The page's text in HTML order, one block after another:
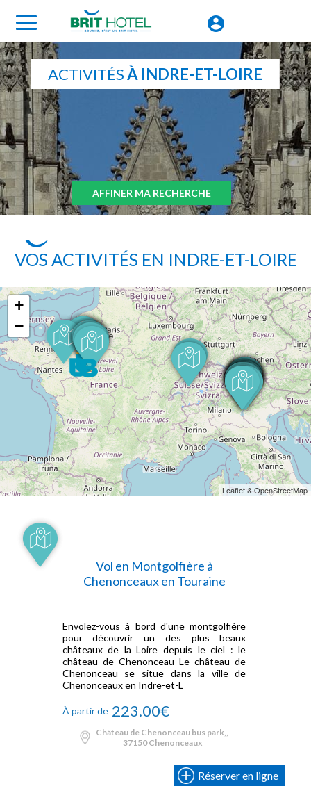
ACTIVITÉSÀ INDRE-ET-LOIRE
AFFINER MA RECHERCHE
VOS ACTIVITÉS EN INDRE-ET-LOIRE
+
−
Leaflet & OpenStreetMap
Vol en Montgolfière à
Chenonceaux en Touraine
Envolez-vous à bord d'une montgolfière
pour découvrir un des plus beaux
châteaux de la Loire depuis le ciel : le
château de Chenonceau Le château de
Chenonceau se situe dans la ville de
Chenonceaux en Indre-et-L
À partir de 223.00€
Château de Chenonceau bus park,,
37150 Chenonceaux
Réserver en ligne